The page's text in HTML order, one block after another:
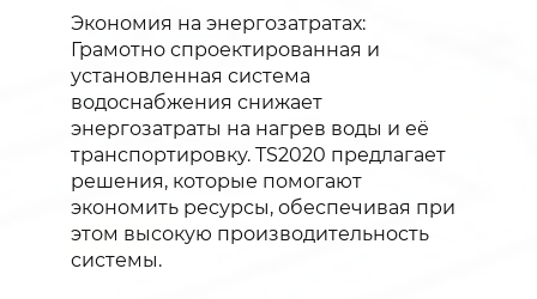
Экономия на энергозатратах:
Грамотно спроектированная и
установленная система
водоснабжения снижает
энергозатраты на нагрев воды и её
транспортировку. TS2020 предлагает
решения, которые помогают
экономить ресурсы, обеспечивая при
этом высокую производительность
системы.